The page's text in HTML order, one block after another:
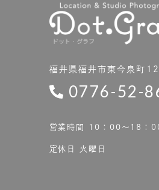
福井県福井市東今泉町
0776-52-
営業時間 10：00〜18：
定休日 火曜日